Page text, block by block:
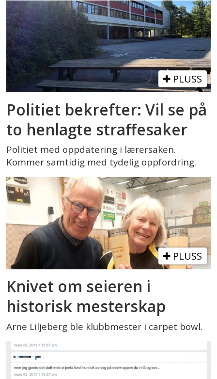
PLUSS
Politiet bekrefter: Vil se på
to henlagte straffesaker
Politiet med oppdatering i lærersaken.
Kommer samtidig med tydelig oppfordring.
PLUSS
Knivet om seieren i
historisk mesterskap
Arne Liljeberg ble klubbmester i carpet bowl.